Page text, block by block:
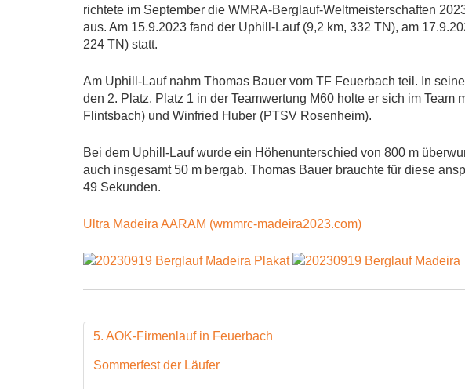
richtete im September die WMRA-Berglauf-Weltmeisterschaften
aus. Am 15.9.2023 fand der Uphill-Lauf (9,2 km, 332 TN), am
224 TN) statt.
Am Uphill-Lauf nahm Thomas Bauer vom TF Feuerbach teil. In
den 2. Platz. Platz 1 in der Teamwertung M60 holte er sich im Team
Flintsbach) und Winfried Huber (PTSV Rosenheim).
Bei dem Uphill-Lauf wurde ein Höhenunterschied von 800 m
auch insgesamt 50 m bergab. Thomas Bauer brauchte für diese
49 Sekunden.
Ultra Madeira AARAM (wmmrc-madeira2023.com)
5. AOK-Firmenlauf in Feuerbach
Sommerfest der Läufer